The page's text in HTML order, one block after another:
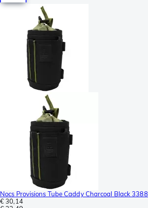
Nocs Provisions Tube Caddy Charcoal Black
€ 30,14